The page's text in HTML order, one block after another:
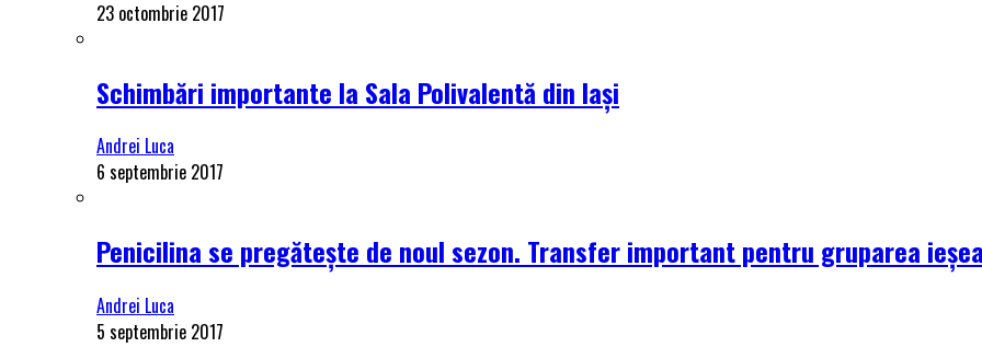
23 octombrie 2017
Schimbări importante la Sala Polivalentă din Iași
Andrei Luca
6 septembrie 2017
Penicilina se pregătește de noul sezon. Transfer important pentru gruparea
Andrei Luca
5 septembrie 2017